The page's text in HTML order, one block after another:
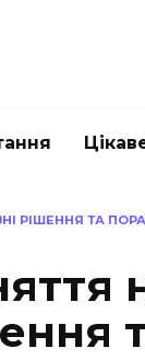
РІШЕННЯ ТА